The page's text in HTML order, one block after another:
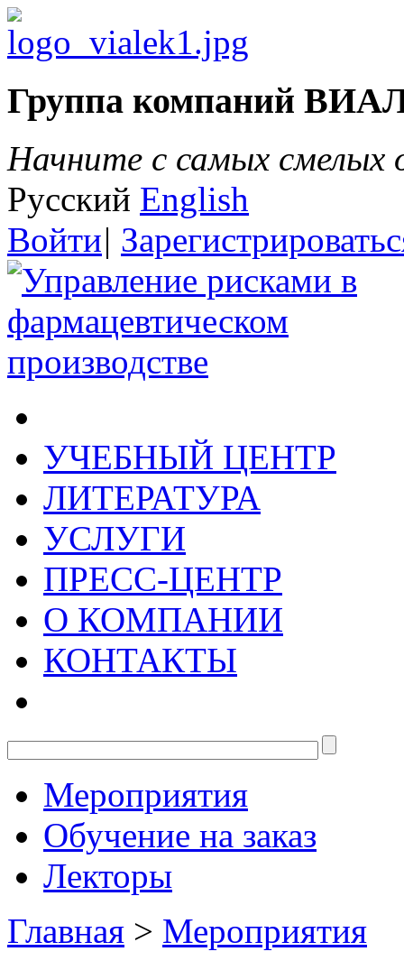
Группа компаний
Начните с самых
Русский English
Войти|
УЧЕБНЫЙ ЦЕНТР
ЛИТЕРАТУРА
УСЛУГИ
ПРЕСС-ЦЕНТР
О КОМПАНИИ
КОНТАКТЫ
Мероприятия
Обучение на заказ
Лекторы
Главная > Мероприятия